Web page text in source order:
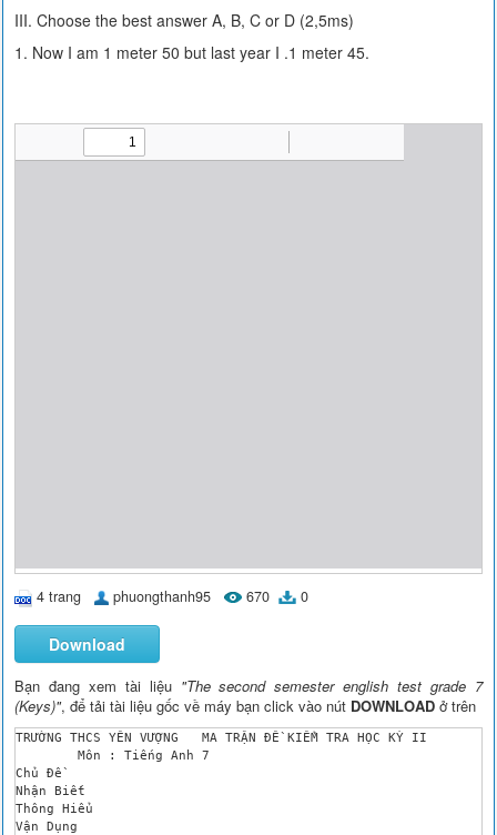
III. Choose the best answer A, B, C or D (2,5ms)
1. Now I am 1 meter 50 but last year I .1 meter 45.
4 trang phuongthanh95 670 0
Download
Bạn đang xem tài liệu "The second semester english test grade 7
(Keys)", để tải tài liệu gốc về máy bạn click vào nút DOWNLOAD ở trên
TRƯỜNG THCS YÊN VƯỢNG	MA TRẬN ĐỀ KIỂM TRA HỌC KỲ II
	Môn : Tiếng Anh 7
Chủ Đề
Nhận Biết
Thông Hiểu
Vận Dụng